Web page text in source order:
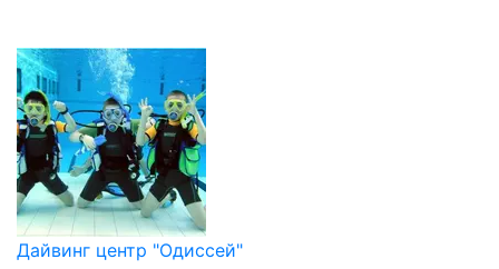
Дайвинг центр "Одиссей"